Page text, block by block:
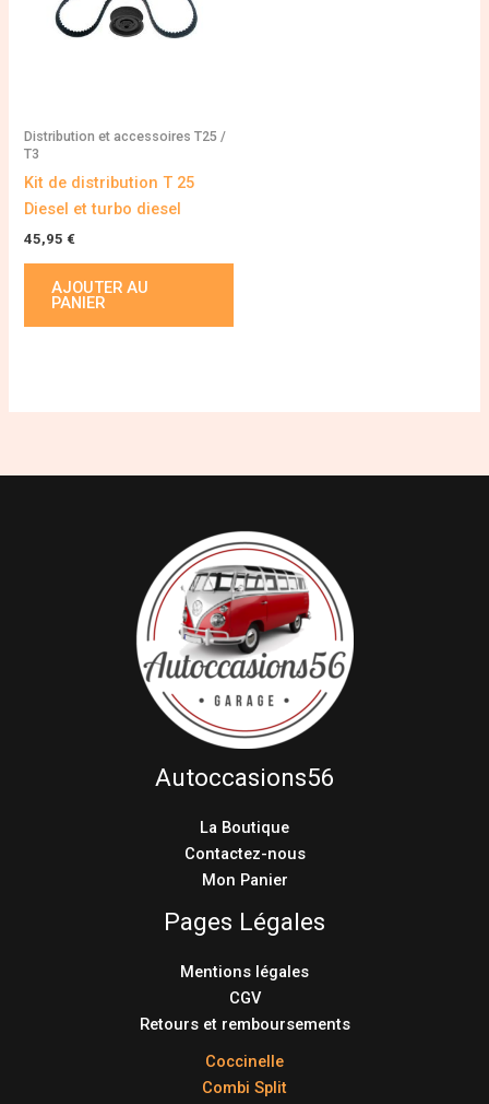
Distribution et accessoires T25 /
T3
Kit de distribution T 25
Diesel et turbo diesel
45,95 €
AJOUTER AU
PANIER
Autoccasions56
La Boutique
Contactez-nous
Mon Panier
Pages Légales
Mentions légales
CGV
Retours et remboursements
Coccinelle
Combi Split